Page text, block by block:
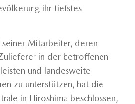
ihr tiefstes
Mitarbeiter, deren
in der betroffenen
und landesweite
zu unterstützen, hat die
in Hiroshima beschlossen,